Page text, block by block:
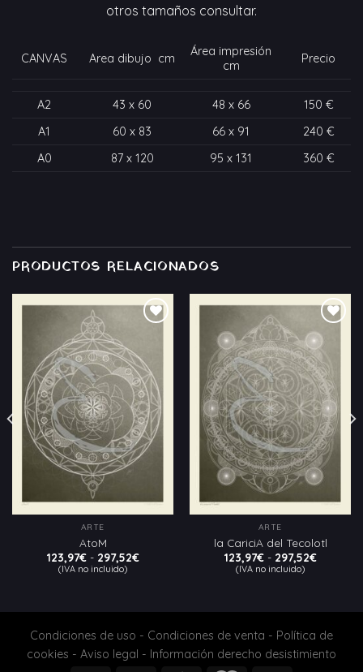
otros tamaños consultar.
CANVAS Area dibujo cm
Área impresión
cm
Precio
A2 43 x 60 48 x 66
150 €
A1
60 x 83 66 x 91
240 €
A0
87 x 120 95 x 131 360 €
PRODUCTOS RELACIONADOS
Añadir
a la
lista
de
deseos
ARTE
AtoM
123,97€ - 297,52€Rango
hasta
(IVA no incluido)
Añadir
a la
lista
de
deseos
ARTE
la CariciA del Tecolotl
123,97€ - 297,52€Rango
hasta
(IVA no incluido)
Condiciones de uso - Condiciones de venta - Política de
cookies - Aviso legal - Información derecho desistimiento